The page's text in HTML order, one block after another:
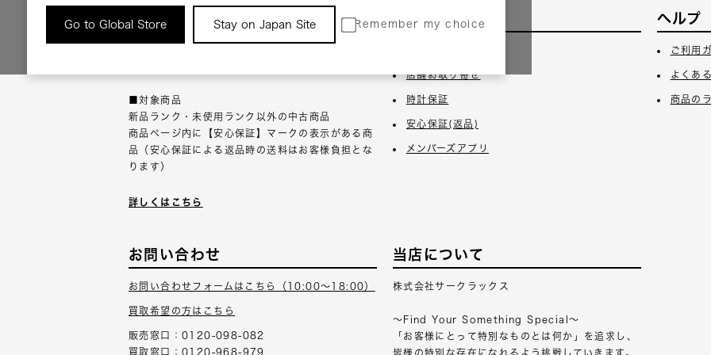
Go to Global Store Stay on Japan Site Remember my choice
返品について
■対象商品
新品ランク・未使用ランク以外の中古商品
商品ページ内に【安心保証】マークの表示がある商
品（安心保証による返品時の送料はお客様負担とな
ります）
詳しくはこちら
サービス
店舗お取り寄せ
時計保証
安心保証(返品)
メンバーズアプリ
ヘルプ
ご利用
よくあ
商品の
お問い合わせ
お問い合わせフォームはこちら（10:00～18:00）
買取希望の方はこちら
販売窓口：0120-098-082
買取窓口：0120-968-979
当店について
株式会社サークラックス
～Find Your Something Special～
「お客様にとって特別なものとは何か」を追求し、
皆様の特別な存在になれるよう挑戦していきます。